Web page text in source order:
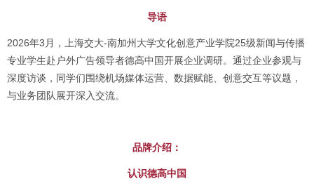
导语
2026年3月，上海交大-南加州大学文化创意产业学院25级新闻与传播
专业学生赴户外广告领导者德高中国开展企业调研。通过企业参观与
深度访谈，同学们围绕机场媒体运营、数据赋能、创意交互等议题，
与业务团队展开深入交流。
品牌介绍：
认识德高中国